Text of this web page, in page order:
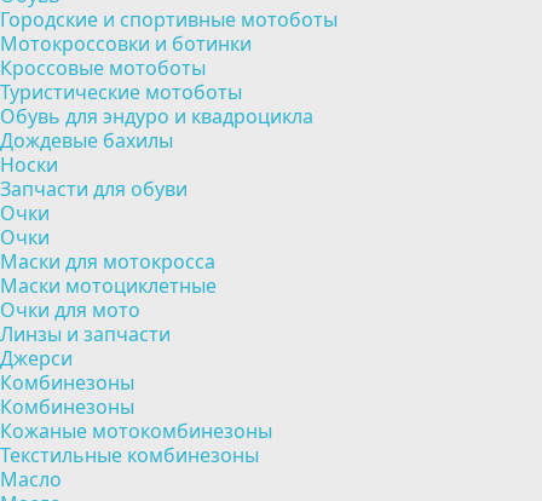
Городские и спортивные мотоботы
Мотокроссовки и ботинки
Кроссовые мотоботы
Туристические мотоботы
Обувь для эндуро и квадроцикла
Дождевые бахилы
Носки
Запчасти для обуви
Очки
Очки
Маски для мотокросса
Маски мотоциклетные
Очки для мото
Линзы и запчасти
Джерси
Комбинезоны
Комбинезоны
Кожаные мотокомбинезоны
Текстильные комбинезоны
Масло